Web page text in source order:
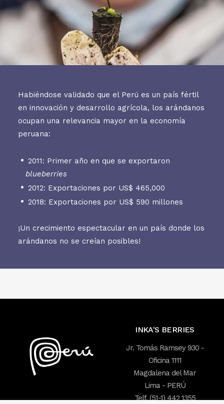
Habiéndose validado que el Perú es un país fértil
en innovación y desarrollo agrícola, los arándanos
ocupan una relevancia mayor en la economía
peruana:
2011: Primer año en que se exportaron
blueberries
2012: Exportaciones por US$ 465,000
2018: Exportaciones por US$ 590 millones
¡Un crecimiento espectacular en un país donde los
arándanos no se creían posibles!
INKA'S BERRIES
Jr. Tomás Ramsey 930 -
Oficina 1111
Magdalena del Mar
Lima - PERÚ
Telf. (51-1) 442 1355